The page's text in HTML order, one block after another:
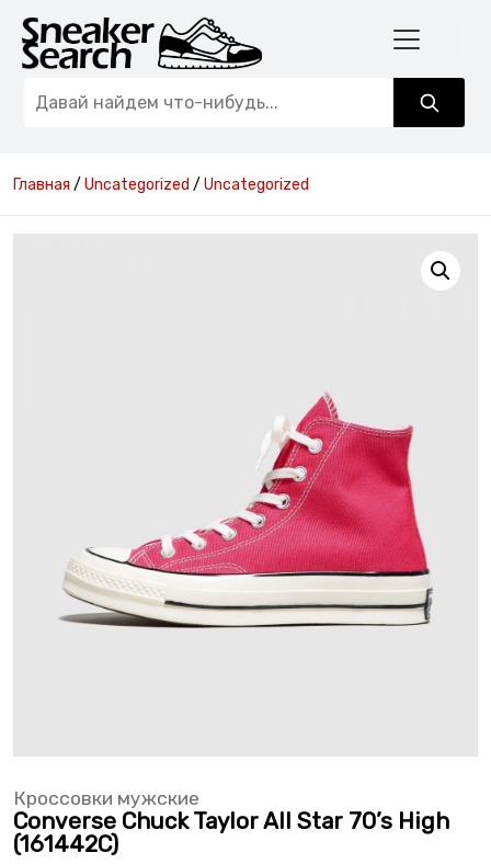
Главная / Uncategorized / Uncategorized
Кроссовки мужские
Converse Chuck Taylor All Star 70’s High
(161442C)